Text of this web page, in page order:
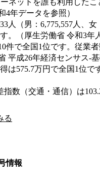
4年データを参照）
人（男：6,775,557人、
。（厚生労働省 令和3年
件で全国1位です。従業
平成26年経済センサス‐基
は575.7万円で全国1位
数（交通・通信）は
る
情報